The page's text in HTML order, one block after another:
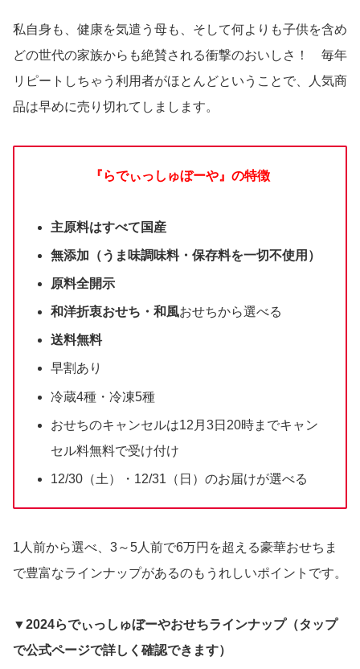
私自身も、健康を気遣う母も、そして何よりも子供を含め
どの世代の家族からも絶賛される衝撃のおいしさ！ 毎年
リピートしちゃう利用者がほとんどということで、人気商
品は早めに売り切れてしまします。
『らでぃっしゅぼーや』の特徴
主原料はすべて国産
無添加（うま味調味料・保存料を一切不使用）
原料全開示
和洋折衷おせち・和風おせちから選べる
送料無料
早割あり
冷蔵4種・冷凍5種
おせちのキャンセルは12月3日20時までキャン
セル料無料で受け付け
12/30（土）・12/31（日）のお届けが選べる
1人前から選べ、3～5人前で6万円を超える豪華おせちま
で豊富なラインナップがあるのもうれしいポイントです。
▼2024らでぃっしゅぼーやおせちラインナップ（タップ
で公式ページで詳しく確認できます）